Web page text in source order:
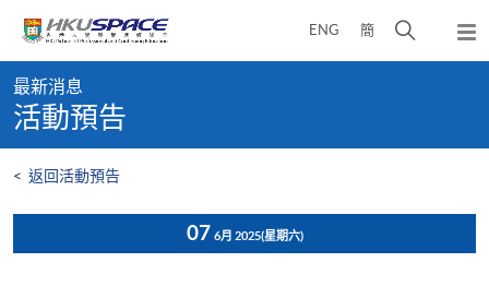
content
ENG 簡
開
彈
出
content
start
最新消息
活動預告
< 返回活動預告
07 6月 2025(星期六)